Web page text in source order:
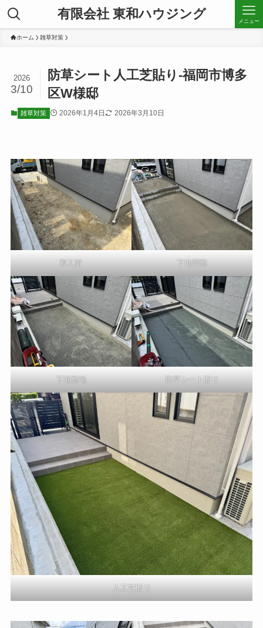
有限会社 東和ハウジング メニュー
ホーム 雑草対策
防草シート人工芝貼り-福岡市博多
区W様邸
2026
3/10
雑草対策 2026年1月4日 2026年3月10日
着工前 下地調整
下地整地 防草シート貼り
人工芝貼り